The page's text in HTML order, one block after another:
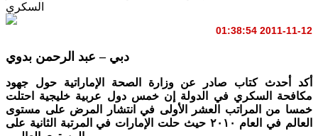
السكري
2011-11-12 01:38:54
دبي – عبد الرحمن بدوي
أكد أحدث كتاب صادر عن وزارة الصحة الإماراتية حول جهود
مكافحة السكري في الدولة إن خمس دول عربية خليجية احتلت
خمسا من المراتب العشر الأولى في انتشار المرض على مستوى
العالم في العام ٢٠١٠ حيث حلت الإمارات في المرتبة الثانية على